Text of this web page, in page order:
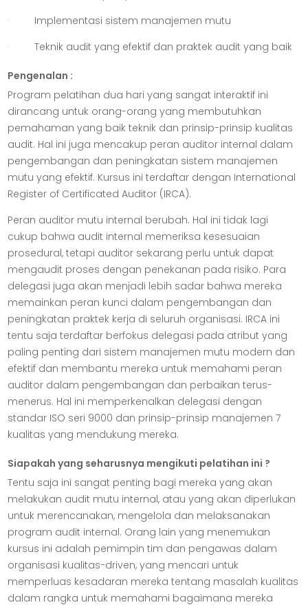
· Implementasi sistem manajemen mutu
· Teknik audit yang efektif dan praktek audit yang baik
Pengenalan :
Program pelatihan dua hari yang sangat interaktif ini
dirancang untuk orang-orang yang membutuhkan
pemahaman yang baik teknik dan prinsip-prinsip kualitas
audit. Hal ini juga mencakup peran auditor internal dalam
pengembangan dan peningkatan sistem manajemen
mutu yang efektif. Kursus ini terdaftar dengan International
Register of Certificated Auditor (IRCA).
Peran auditor mutu internal berubah. Hal ini tidak lagi
cukup bahwa audit internal memeriksa kesesuaian
prosedural, tetapi auditor sekarang perlu untuk dapat
mengaudit proses dengan penekanan pada risiko. Para
delegasi juga akan menjadi lebih sadar bahwa mereka
memainkan peran kunci dalam pengembangan dan
peningkatan praktek kerja di seluruh organisasi. IRCA ini
tentu saja terdaftar berfokus delegasi pada atribut yang
paling penting dari sistem manajemen mutu modern dan
efektif dan membantu mereka untuk memahami peran
auditor dalam pengembangan dan perbaikan terus-
menerus. Hal ini memperkenalkan delegasi dengan
standar ISO seri 9000 dan prinsip-prinsip manajemen 7
kualitas yang mendukung mereka.
Siapakah yang seharusnya mengikuti pelatihan ini ?
Tentu saja ini sangat penting bagi mereka yang akan
melakukan audit mutu internal, atau yang akan diperlukan
untuk merencanakan, mengelola dan melaksanakan
program audit internal. Orang lain yang menemukan
kursus ini adalah pemimpin tim dan pengawas dalam
organisasi kualitas-driven, yang mencari untuk
memperluas kesadaran mereka tentang masalah kualitas
dalam rangka untuk memahami bagaimana mereka